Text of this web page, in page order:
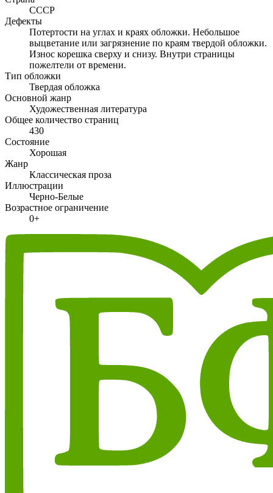
СССР
Дефекты
Потертости на углах и краях обложки. Небольшое
выцветание или загрязнение по краям твердой обложки.
Износ корешка сверху и снизу. Внутри страницы
пожелтели от времени.
Тип обложки
Твердая обложка
Основной жанр
Художественная литература
Общее количество страниц
430
Состояние
Хорошая
Жанр
Классическая проза
Иллюстрации
Черно-Белые
Возрастное ограничение
0+